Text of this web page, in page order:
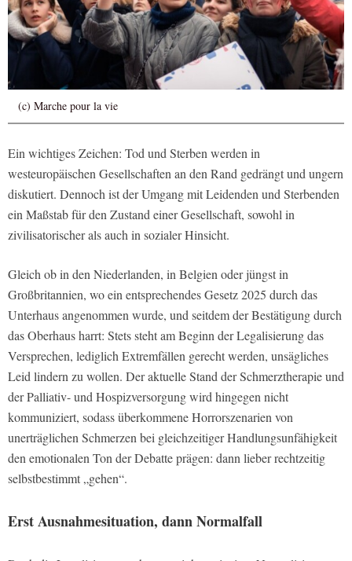
(c) Marche pour la vie
Ein wichtiges Zeichen: Tod und Sterben werden in
westeuropäischen Gesellschaften an den Rand gedrängt und ungern
diskutiert. Dennoch ist der Umgang mit Leidenden und Sterbenden
ein Maßstab für den Zustand einer Gesellschaft, sowohl in
zivilisatorischer als auch in sozialer Hinsicht.
Gleich ob in den Niederlanden, in Belgien oder jüngst in
Großbritannien, wo ein entsprechendes Gesetz 2025 durch das
Unterhaus angenommen wurde, und seitdem der Bestätigung durch
das Oberhaus harrt: Stets steht am Beginn der Legalisierung das
Versprechen, lediglich Extremfällen gerecht werden, unsägliches
Leid lindern zu wollen. Der aktuelle Stand der Schmerztherapie und
der Palliativ- und Hospizversorgung wird hingegen nicht
kommuniziert, sodass überkommene Horrorszenarien von
unerträglichen Schmerzen bei gleichzeitiger Handlungsunfähigkeit
den emotionalen Ton der Debatte prägen: dann lieber rechtzeitig
selbstbestimmt „gehen“.
Erst Ausnahmesituation, dann Normalfall